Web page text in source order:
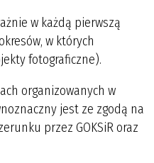
w każdą pierwszą
w których
fotograficzne).
organizowanych w
jest ze zgodą na
przez GOKSiR oraz